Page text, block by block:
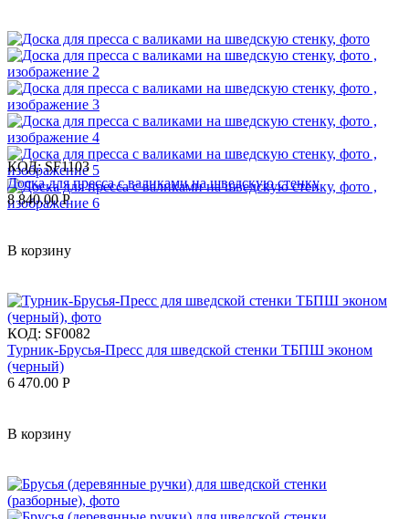
КОД: SF1103
Доска для пресса с валиками на шведскую стенку
8 840.00 Р
В корзину
КОД: SF0082
Турник-Брусья-Пресс для шведской стенки ТБПШ эконом
(черный)
6 470.00 Р
В корзину